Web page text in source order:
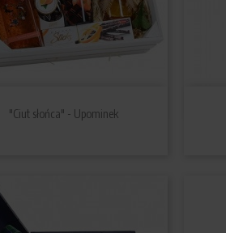
"Ciut słońca" - Upominek
